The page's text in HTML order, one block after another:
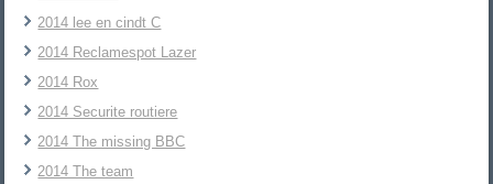
2014 lee en cindt C
2014 Reclamespot Lazer
2014 Rox
2014 Securite routiere
2014 The missing BBC
2014 The team